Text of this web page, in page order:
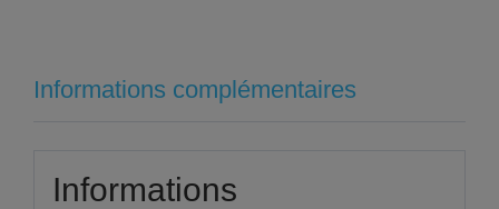
Informations complémentaires
Informations